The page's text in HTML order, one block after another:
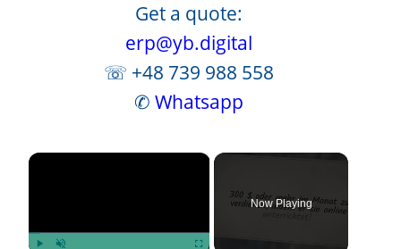
Get a quote:
erp@yb.digital
☏ +48 739 988 558
✆ Whatsapp
×
Now Playing